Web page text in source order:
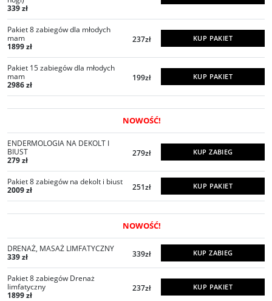
339 zł
Pakiet 8 zabiegów dla młodych
mam
1899 zł
237zł KUP PAKIET
Pakiet 15 zabiegów dla młodych
mam
2986 zł
199zł KUP PAKIET
NOWOŚĆ!
ENDERMOLOGIA NA DEKOLT I
BIUST
279 zł
279zł KUP ZABIEG
Pakiet 8 zabiegów na dekolt i biust
2009 zł
251zł KUP PAKIET
NOWOŚĆ!
DRENAŻ, MASAŻ LIMFATYCZNY
339 zł
339zł KUP ZABIEG
Pakiet 8 zabiegów Drenaż
limfatyczny
1899 zł
237zł KUP PAKIET